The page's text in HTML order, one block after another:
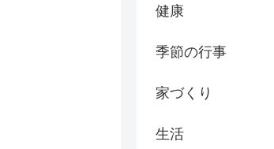
健康
季節の行事
家づくり
生活